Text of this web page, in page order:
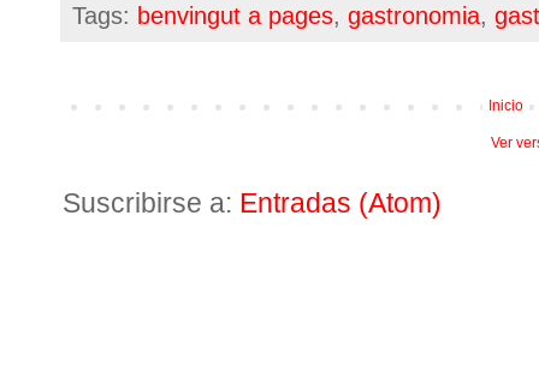
Tags: benvingut a pages, gastronomia,
Inicio
Ver
Suscribirse a: Entradas (Atom)